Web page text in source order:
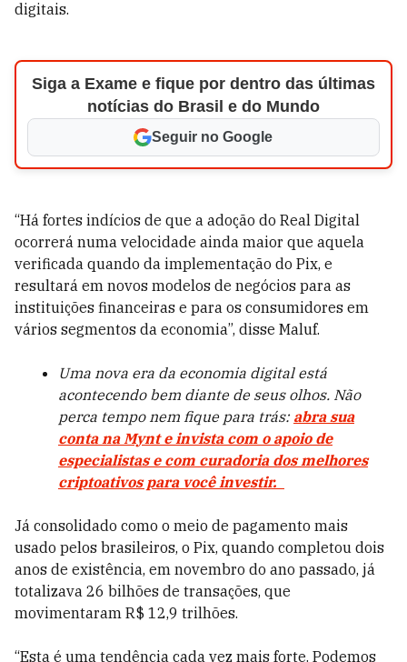
digitais.
Siga a Exame e fique por dentro das últimas
notícias do Brasil e do Mundo
Seguir no Google
“Há fortes indícios de que a adoção do Real Digital
ocorrerá numa velocidade ainda maior que aquela
verificada quando da implementação do Pix, e
resultará em novos modelos de negócios para as
instituições financeiras e para os consumidores em
vários segmentos da economia”, disse Maluf.
Uma nova era da economia digital está
acontecendo bem diante de seus olhos. Não
perca tempo nem fique para trás: abra sua
conta na Mynt e invista com o apoio de
especialistas e com curadoria dos melhores
criptoativos para você investir.
Já consolidado como o meio de pagamento mais
usado pelos brasileiros, o Pix, quando completou dois
anos de existência, em novembro do ano passado, já
totalizava 26 bilhões de transações, que
movimentaram R$ 12,9 trilhões.
“Esta é uma tendência cada vez mais forte. Podemos